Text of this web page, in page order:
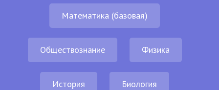
Математика (базовая)
Обществознание Физика
История Биология